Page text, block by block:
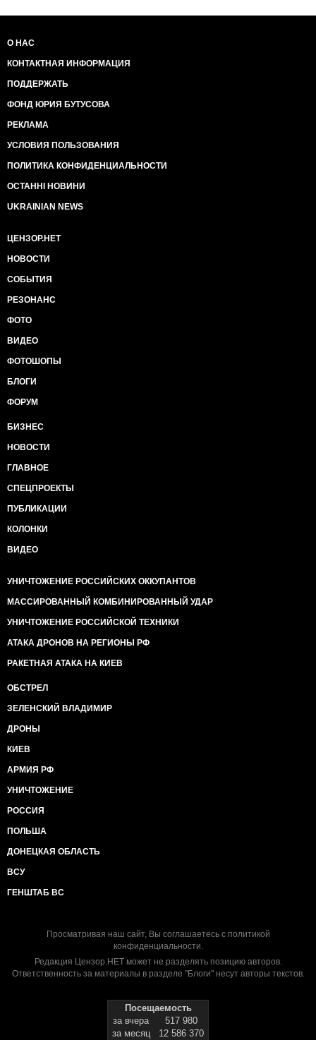
О НАС
КОНТАКТНАЯ ИНФОРМАЦИЯ
ПОДДЕРЖАТЬ
ФОНД ЮРИЯ БУТУСОВА
РЕКЛАМА
УСЛОВИЯ ПОЛЬЗОВАНИЯ
ПОЛИТИКА КОНФИДЕНЦИАЛЬНОСТИ
ОСТАННІ НОВИНИ
UKRAINIAN NEWS
ЦЕНЗОР.НЕТ
НОВОСТИ
СОБЫТИЯ
РЕЗОНАНС
ФОТО
ВИДЕО
ФОТОШОПЫ
БЛОГИ
ФОРУМ
БИЗНЕС
НОВОСТИ
ГЛАВНОЕ
СПЕЦПРОЕКТЫ
ПУБЛИКАЦИИ
КОЛОНКИ
ВИДЕО
УНИЧТОЖЕНИЕ РОССИЙСКИХ ОККУПАНТОВ
МАССИРОВАННЫЙ КОМБИНИРОВАННЫЙ УДАР
УНИЧТОЖЕНИЕ РОССИЙСКОЙ ТЕХНИКИ
АТАКА ДРОНОВ НА РЕГИОНЫ РФ
РАКЕТНАЯ АТАКА НА КИЕВ
ОБСТРЕЛ
ЗЕЛЕНСКИЙ ВЛАДИМИР
ДРОНЫ
КИЕВ
АРМИЯ РФ
УНИЧТОЖЕНИЕ
РОССИЯ
ПОЛЬША
ДОНЕЦКАЯ ОБЛАСТЬ
ВСУ
ГЕНШТАБ ВС
Просматривая наш сайт, Вы соглашаетесь с политикой
конфиденциальности.
Редакция Цензор.НЕТ может не разделять позицию авторов.
Ответственность за материалы в разделе "Блоги" несут авторы текстов.
Посещаемость
за вчера
517 980
за месяц
12 586 370